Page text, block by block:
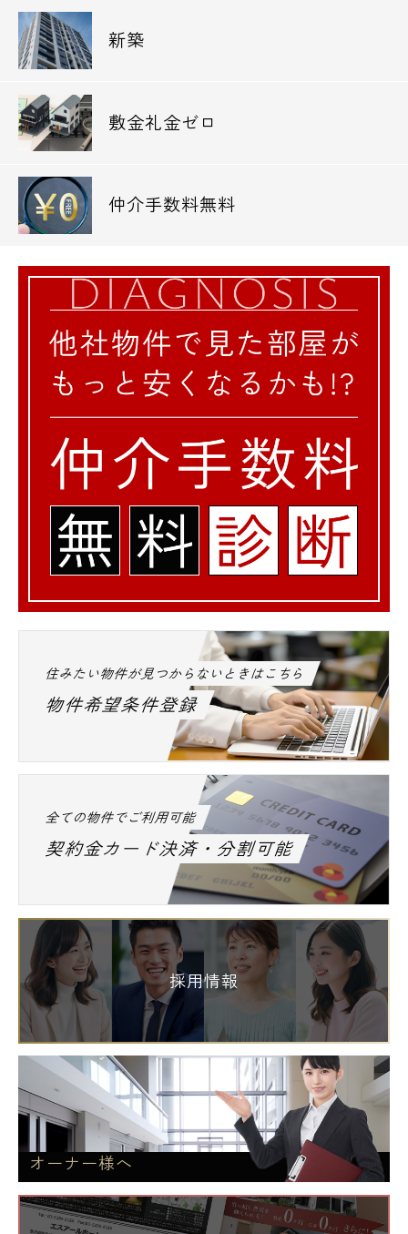
新築
敷金礼金ゼロ
仲介手数料無料
住みたい物件が見つからないときはこちら
物件希望条件登録
全ての物件でご利用可能
契約金カード決済・分割可能
採用情報
オーナー様へ